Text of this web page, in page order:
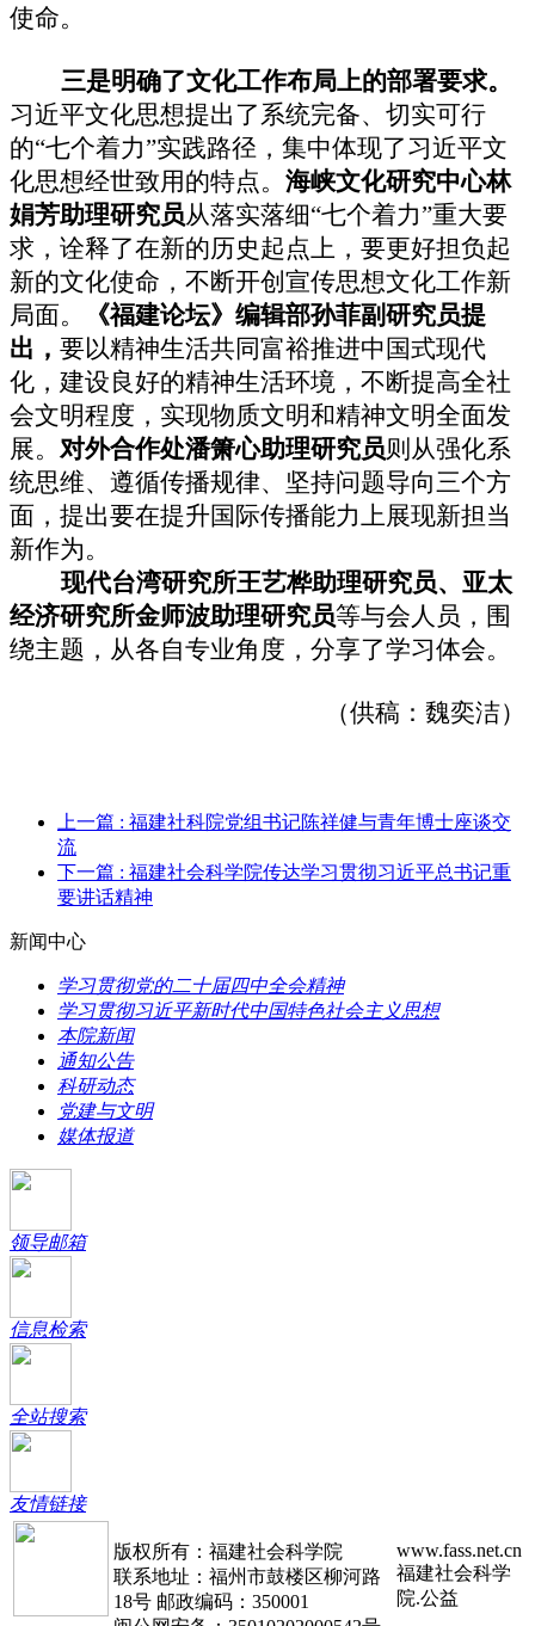
使命。
三是明确了文化工作布局上的部署要求。
习近平文化思想提出了系统完备、切实可行
的“七个着力”实践路径，集中体现了习近平文
化思想经世致用的特点。 海峡文化研究中心林
娟芳助理研究员从落实落细“七个着力”重大要
求，诠释了在新的历史起点上，要更好担负起
新的文化使命，不断开创宣传思想文化工作新
局面。
《福建论坛》编辑部孙菲副研究员提
出， 要以精神生活共同富裕推进中国式现代
化，建设良好的精神生活环境，不断提高全社
会文明程度，实现物质文明和精神文明全面发
展。 对外合作处潘箫心助理研究员则从强化系
统思维、遵循传播规律、坚持问题导向三个方
面，提出要在提升国际传播能力上展现新担当
新作为。
现代台湾研究所王艺桦助理研究员、亚太
经济研究所金师波助理研究员等与会人员，围
绕主题，从各自专业角度，分享了学习体会。
（供稿：魏奕洁）
上一篇 : 福建社科院党组书记陈祥健与青年博士座谈交
流
下一篇 : 福建社会科学院传达学习贯彻习近平总书记重
要讲话精神
新闻中心
学习贯彻党的二十届四中全会精神
学习贯彻习近平新时代中国特色社会主义思想
本院新闻
通知公告
科研动态
党建与文明
媒体报道
领导邮箱
信息检索
全站搜索
友情链接
版权所有：福建社会科学院
联系地址：福州市鼓楼区柳河路
18号 邮政编码：350001
www.fass.net.cn
福建社会科学
院.公益